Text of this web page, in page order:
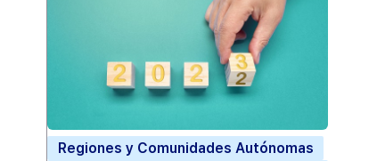
Regiones y Comunidades Autónomas